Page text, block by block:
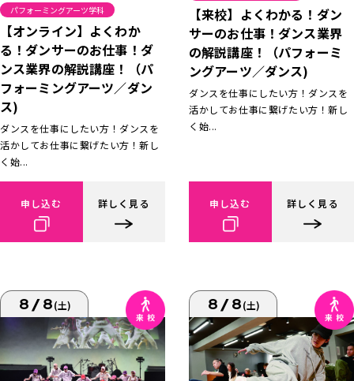
パフォーミングアーツ学科
【オンライン】よくわか
る！ダンサーのお仕事！ダ
ンス業界の解説講座！（パ
フォーミングアーツ／ダン
ス)
ダンスを仕事にしたい方！ダンスを
活かしてお仕事に繋げたい方！新し
く始...
申し込む 詳しく見る
【来校】よくわかる！ダン
サーのお仕事！ダンス業界
の解説講座！（パフォーミ
ングアーツ／ダンス)
ダンスを仕事にしたい方！ダンスを
活かしてお仕事に繋げたい方！新し
く始...
申し込む 詳しく見る
8/8(土) 8/8(土)